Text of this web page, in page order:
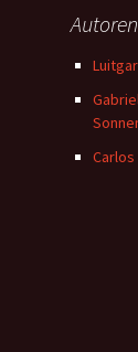
Autoren